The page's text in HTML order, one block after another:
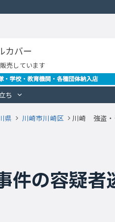
カバー
売しています
ち
県 川崎市川崎区 川崎 強盗・
の容疑